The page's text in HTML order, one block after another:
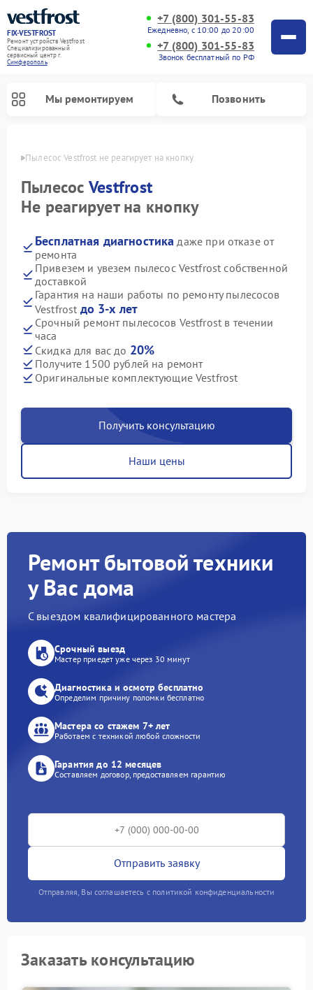
FIX-VESTFROST
Ремонт устройств Vestfrost
Специализированный
cервисный центр г.
Симферополь
+7 (800) 301-55-83
Ежедневно, с 10:00 до 20:00
+7 (800) 301-55-83
Звонок бесплатный по РФ
Мы ремонтируем Позвонить
Пылесос Vestfrost не реагирует на кнопку
Пылесос Vestfrost
Не реагирует на кнопку
Бесплатная диагностика даже при отказе от
ремонта
Привезем и увезем пылесос Vestfrost собственной
доставкой
Гарантия на наши работы по ремонту пылесосов
Vestfrost до 3-х лет
Срочный ремонт пылесосов Vestfrost в течении
часа
Скидка для вас до 20%
Получите 1500 рублей на ремонт
Оригинальные комплектующие Vestfrost
Получить консультацию
Наши цены
Ремонт бытовой техники
у Вас дома
С выездом квалифицированного мастера
Срочный выезд
Мастер приедет уже через 30 минут
Диагностика и осмотр бесплатно
Определим причину поломки бесплатно
Мастера со стажем 7+ лет
Работаем с техникой любой сложности
Гарантия до 12 месяцев
Составляем договор, предоставляем гарантию
Отправить заявку
Отправляя, Вы соглашаетесь с политикой конфиденциальности
Заказать консультацию